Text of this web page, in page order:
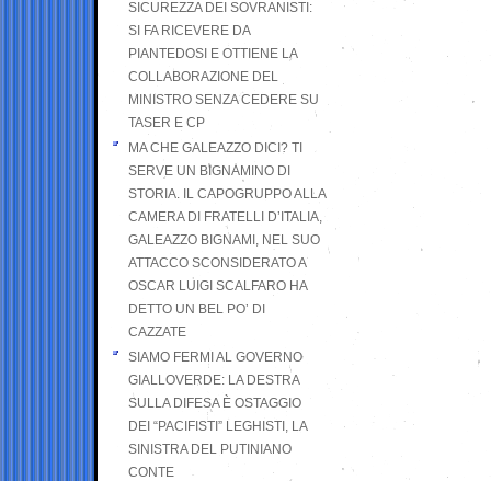
SICUREZZA DEI SOVRANISTI:
SI FA RICEVERE DA
PIANTEDOSI E OTTIENE LA
COLLABORAZIONE DEL
MINISTRO SENZA CEDERE SU
TASER E CP
MA CHE GALEAZZO DICI? TI
SERVE UN BIGNAMINO DI
STORIA. IL CAPOGRUPPO ALLA
CAMERA DI FRATELLI D’ITALIA,
GALEAZZO BIGNAMI, NEL SUO
ATTACCO SCONSIDERATO A
OSCAR LUIGI SCALFARO HA
DETTO UN BEL PO’ DI
CAZZATE
SIAMO FERMI AL GOVERNO
GIALLOVERDE: LA DESTRA
SULLA DIFESA È OSTAGGIO
DEI “PACIFISTI” LEGHISTI, LA
SINISTRA DEL PUTINIANO
CONTE